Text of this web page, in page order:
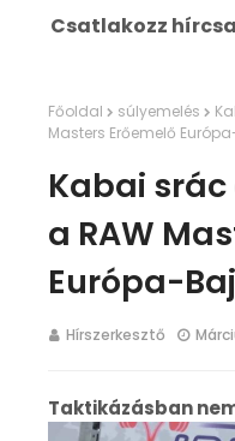
Csatlakozz
Főoldal súlyemelés
Masters Erőemelő
Kabai
a RAW
Európa-
Hírszerkesztő
Taktikázásban